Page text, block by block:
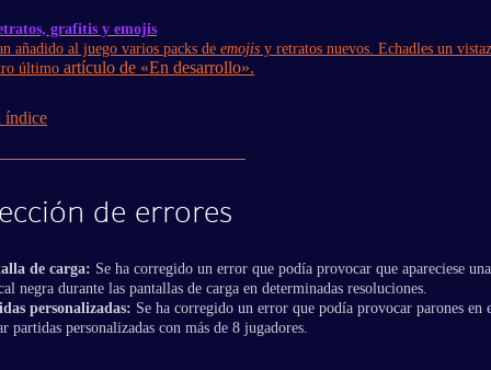
grafitis y emojis
añadido al juego varios packs de emojis y retratos nuevos. Echadles un
último artículo de «En desarrollo».
índice
de errores
de carga: Se ha corregido un error que podía provocar que apareciese
negra durante las pantallas de carga en determinadas resoluciones.
personalizadas: Se ha corregido un error que podía provocar parones en
partidas personalizadas con más de 8 jugadores.